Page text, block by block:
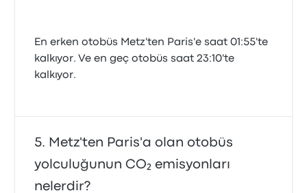
En erken otobüs Metz'ten Paris'e saat 01:55'te
kalkıyor. Ve en geç otobüs saat 23:10'te
kalkıyor.
Metz'ten Paris'a olan otobüs
yolculuğunun CO₂ emisyonları
nelerdir?